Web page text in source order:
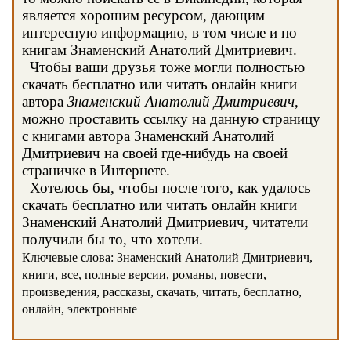
является хорошим ресурсом, дающим
интересную информацию, в том числе и по
книгам Знаменский Анатолий Дмитриевич.
Чтобы ваши друзья тоже могли полностью
скачать бесплатно или читать онлайн книги
автора Знаменский Анатолий Дмитриевич,
можно проставить ссылку на данную страницу
с книгами автора Знаменский Анатолий
Дмитриевич на своей где-нибудь на своей
страничке в Интернете.
Хотелось бы, чтобы после того, как удалось
скачать бесплатно или читать онлайн книги
Знаменский Анатолий Дмитриевич, читатели
получили бы то, что хотели.
Ключевые слова: Знаменский Анатолий Дмитриевич,
книги, все, полные версии, романы, повести,
произведения, рассказы, скачать, читать, бесплатно,
онлайн, электронные